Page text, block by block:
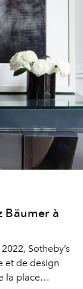
hors du
Bäumer à
Sotheby’s
et de design
la place